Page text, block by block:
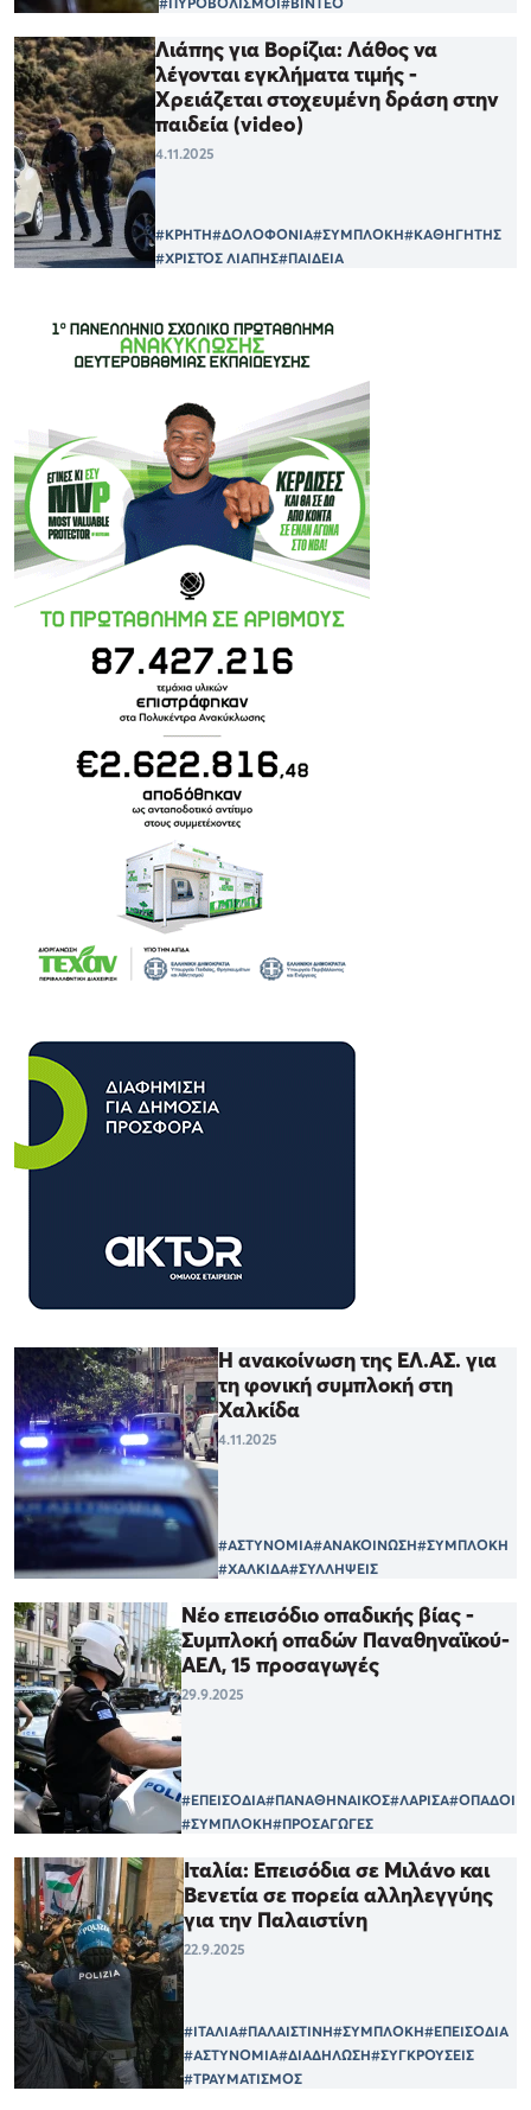
Λιάπης για Βορίζια: Λάθος να
λέγονται εγκλήματα τιμής -
Χρειάζεται στοχευμένη δράση στην
παιδεία (video)
4.11.2025
#ΚΡΗΤΗ#ΔΟΛΟΦΟΝΙΑ#ΣΥΜΠΛΟΚΗ#ΚΑΘΗΓΗΤΗΣ
#ΧΡΙΣΤΟΣ ΛΙΑΠΗΣ#ΠΑΙΔΕΙΑ
Η ανακοίνωση της ΕΛ.ΑΣ. για
τη φονική συμπλοκή στη
Χαλκίδα
4.11.2025
#ΑΣΤΥΝΟΜΙΑ#ΑΝΑΚΟΙΝΩΣΗ#ΣΥΜΠΛΟΚΗ
#ΧΑΛΚΙΔΑ#ΣΥΛΛΗΨΕΙΣ
Νέο επεισόδιο οπαδικής βίας -
Συμπλοκή οπαδών Παναθηναϊκού-
ΑΕΛ, 15 προσαγωγές
29.9.2025
#ΕΠΕΙΣΟΔΙΑ#ΠΑΝΑΘΗΝΑΙΚΟΣ#ΛΑΡΙΣΑ#ΟΠΑΔΟΙ
#ΣΥΜΠΛΟΚΗ#ΠΡΟΣΑΓΩΓΕΣ
Ιταλία: Επεισόδια σε Μιλάνο και
Βενετία σε πορεία αλληλεγγύης
για την Παλαιστίνη
22.9.2025
#ΙΤΑΛΙΑ#ΠΑΛΑΙΣΤΙΝΗ#ΣΥΜΠΛΟΚΗ#ΕΠΕΙΣΟΔΙΑ
#ΑΣΤΥΝΟΜΙΑ#ΔΙΑΔΗΛΩΣΗ#ΣΥΓΚΡΟΥΣΕΙΣ
#ΤΡΑΥΜΑΤΙΣΜΟΣ